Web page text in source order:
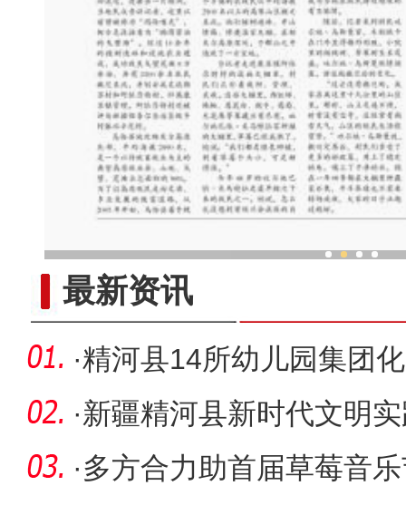
最新资讯
·精河县14所幼儿园集团
好”变“园园
·新疆精河县新时代文明
热进行中
·多方合力助首届草莓音